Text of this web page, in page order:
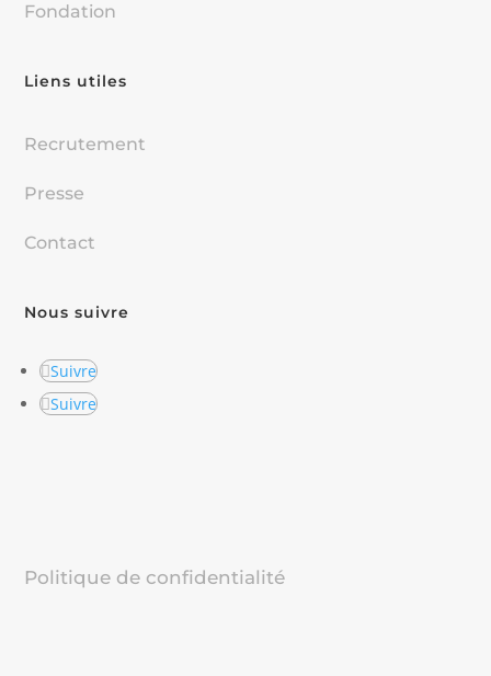
Fondation
Liens utiles
Recrutement
Presse
Contact
Nous suivre
Suivre
Suivre
Politique de confidentialité